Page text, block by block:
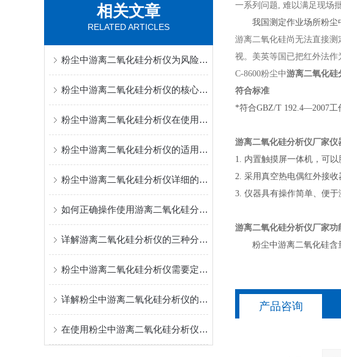
相关文章
RELATED ARTICLES
粉尘中游离二氧化硅分析仪为风险评估、工艺改进和防护决策提供了支持
粉尘中游离二氧化硅分析仪的核心技术基于红外光谱吸收原理
粉尘中游离二氧化硅分析仪在使用前一定要先来了解下这些
粉尘中游离二氧化硅分析仪的适用范围广
粉尘中游离二氧化硅分析仪详细的工作过程
如何正确操作使用游离二氧化硅分析仪？
详解游离二氧化硅分析仪的三种分析方法
粉尘中游离二氧化硅分析仪需要定期进行校准
详解粉尘中游离二氧化硅分析仪的操作指南
在使用粉尘中游离二氧化硅分析仪时，需要注意以下几点
一系列问题, 难以满足现场
我国测定作业场所粉尘
游离二氧化硅尚无法直接
视。美英等国已把红外法
C-8600粉尘中游离二氧化硅
符合标准
*符合GBZ/T 192.4—2007工
游离二氧化硅分析仪厂家仪
1. 内置触摸屏一体机，可
2. 采用真空热电偶红外接收
3. 仪器具有操作简单、便于
游离二氧化硅分析仪厂家功
粉尘中游离二氧化硅含
产品咨询